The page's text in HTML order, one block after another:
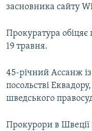
засновника сайту
Прокуратура обіцяє
19 травня.
45-річний Ассанж
посольстві
шведського
Прокурори в Швеції